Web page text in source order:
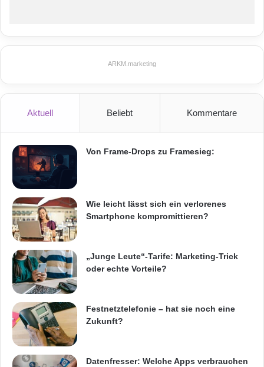
ARKM.marketing
Aktuell Beliebt Kommentare
Von Frame-Drops zu Framesieg:
Wie leicht lässt sich ein verlorenes
Smartphone kompromittieren?
„Junge Leute“-Tarife: Marketing-Trick
oder echte Vorteile?
Festnetztelefonie – hat sie noch eine
Zukunft?
Datenfresser: Welche Apps verbrauchen